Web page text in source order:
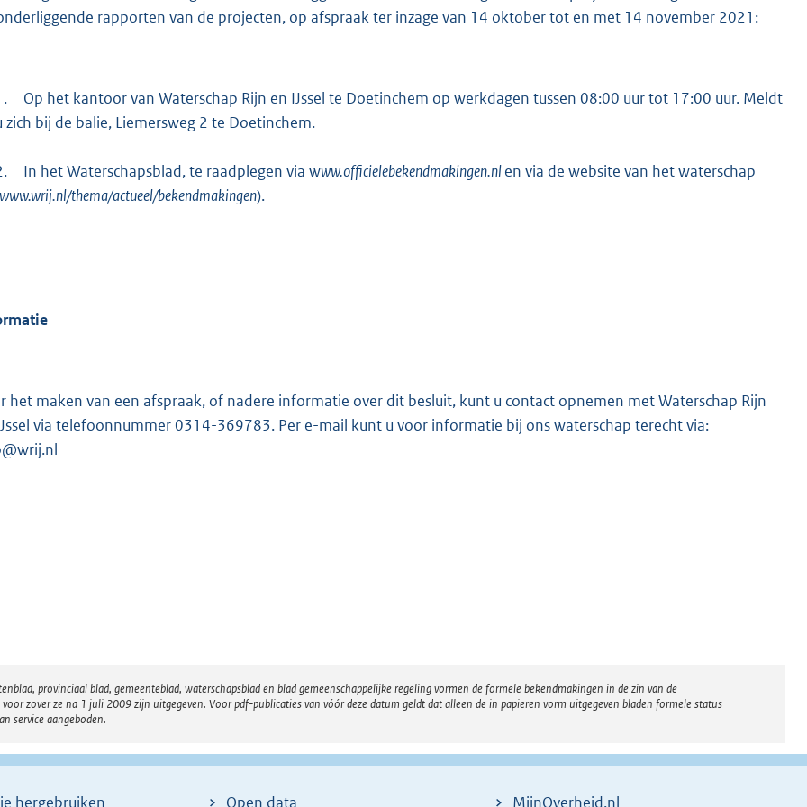
rapporten van de projecten, op afspraak ter inzage van 14 oktober tot en met 14 november 2021:
Op het kantoor van Waterschap Rijn en IJssel te Doetinchem op werkdagen tussen 08:00 uur tot 17:00 uur. Meldt
zich bij de balie, Liemersweg 2 te Doetinchem.
In het Waterschapsblad, te raadplegen via www.officielebekendmakingen.nlen via de website van het waterschap
thema/actueel/bekendmakingen).
het maken van een afspraak, of nadere informatie over dit besluit, kunt u contact opnemen met Waterschap Rijn
via telefoonnummer 0314-369783. Per e-mail kunt u voor informatie bij ons waterschap terecht via:
provinciaal blad, gemeenteblad, waterschapsblad en blad gemeenschappelijke regeling vormen de formele bekendmakingen in de zin van de
zover ze na 1 juli 2009 zijn uitgegeven. Voor pdf-publicaties van vóór deze datum geldt dat alleen de in papieren vorm uitgegeven bladen formele status
service aangeboden.
hergebruiken Open data MijnOverheid.nl